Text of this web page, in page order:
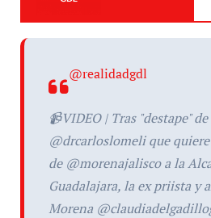
@realidadgdl
📹VIDEO | Tras "destape" de
@drcarloslomeli que
de @morenajalisco a la
Guadalajara, la ex priista y
Morena